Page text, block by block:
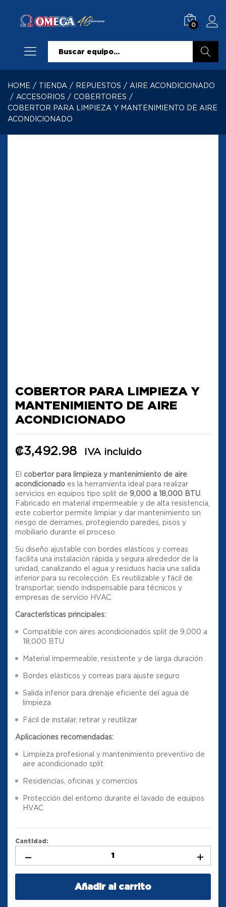
0
HOME / TIENDA / REPUESTOS / AIRE ACONDICIONADO
/ ACCESORIOS / COBERTORES /
COBERTOR PARA LIMPIEZA Y MANTENIMIENTO DE AIRE
ACONDICIONADO
COBERTOR PARA LIMPIEZA Y
MANTENIMIENTO DE AIRE
ACONDICIONADO
₡3,492.98 IVA incluido
El cobertor para limpieza y mantenimiento de aire
acondicionado es la herramienta ideal para realizar
servicios en equipos tipo split de 9,000 a 18,000 BTU
Fabricado en material impermeable y de alta resistencia,
este cobertor permite limpiar y dar mantenimiento sin
riesgo de derrames, protegiendo paredes, pisos y
mobiliario durante el proceso.
Su diseño ajustable con bordes elásticos y correas
facilita una instalación rápida y segura alrededor de la
unidad, canalizando el agua y residuos hacia una salida
inferior para su recolección. Es reutilizable y fácil de
transportar, siendo indispensable para técnicos y
empresas de servicio HVAC.
Características principales:
Compatible con aires acondicionados split de 9,000 a
18,000 BTU
Material impermeable, resistente y de larga duración
Bordes elásticos y correas para ajuste seguro
Salida inferior para drenaje eficiente del agua de
limpieza
Fácil de instalar, retirar y reutilizar
Aplicaciones recomendadas:
Limpieza profesional y mantenimiento preventivo de
aire acondicionado split
Residencias, oficinas y comercios
Protección del entorno durante el lavado de equipos
HVAC
Cantidad:
Añadir al carrito